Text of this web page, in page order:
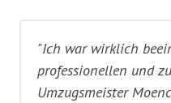
"Ich war wirklich
professionellen und
Umzugsmeister